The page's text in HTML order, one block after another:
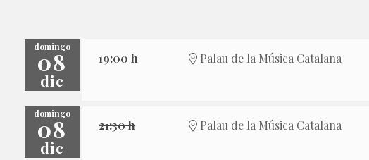
domingo
08
dic
19:00 h Palau de la Música Catalana
domingo
08
dic
21:30 h Palau de la Música Catalana